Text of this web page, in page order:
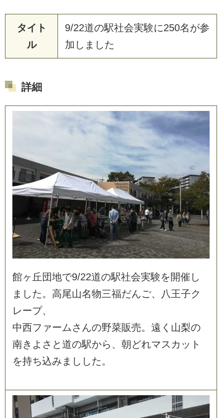
タイト
ル
9/22道の駅社会実験に250名が参
加 し ま した
詳細
館ヶ 丘 団地で9/22道の駅社会実験を開催 し
ま した。 高尾山名物三福だんご、 八王子ク
レープ、
中西フ ァームさ んの野菜販売。 遠 く 山梨の
南き よ さ と道の駅から 、 朝 どれマ ス カ ッ ト
を持ち込み ま し した。